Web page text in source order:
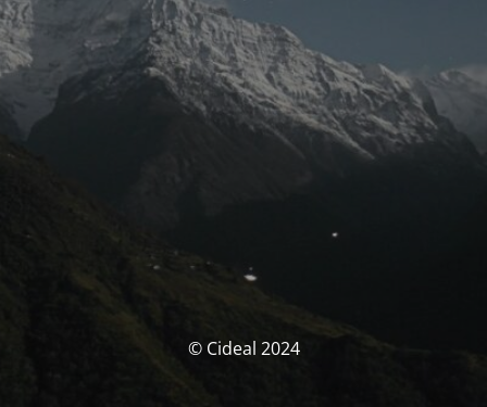
© Cideal 2024